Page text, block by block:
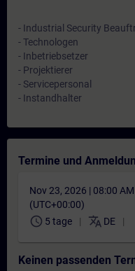
- Industrial Security
- Technologen
- Inbetriebsetzer
- Projektierer
- Servicepersonal
- Instandhalter
Termine und
Nov 23, 2026 | 08:00 AM
(UTC+00:00)
schedule 5 tage translate DE
Keinen passenden